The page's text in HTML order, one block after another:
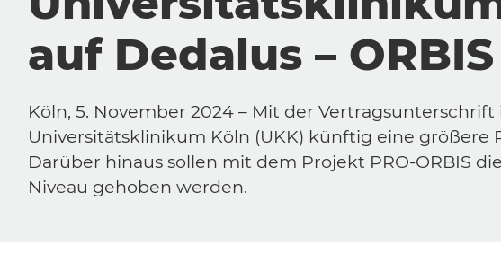
auf Dedalus –
Köln, 5. November 2024 – Mit der Vertragsunterschrift
Universitätsklinikum Köln (UKK) künftig eine größere
Darüber hinaus sollen mit dem Projekt PRO-ORBIS
Niveau gehoben werden.